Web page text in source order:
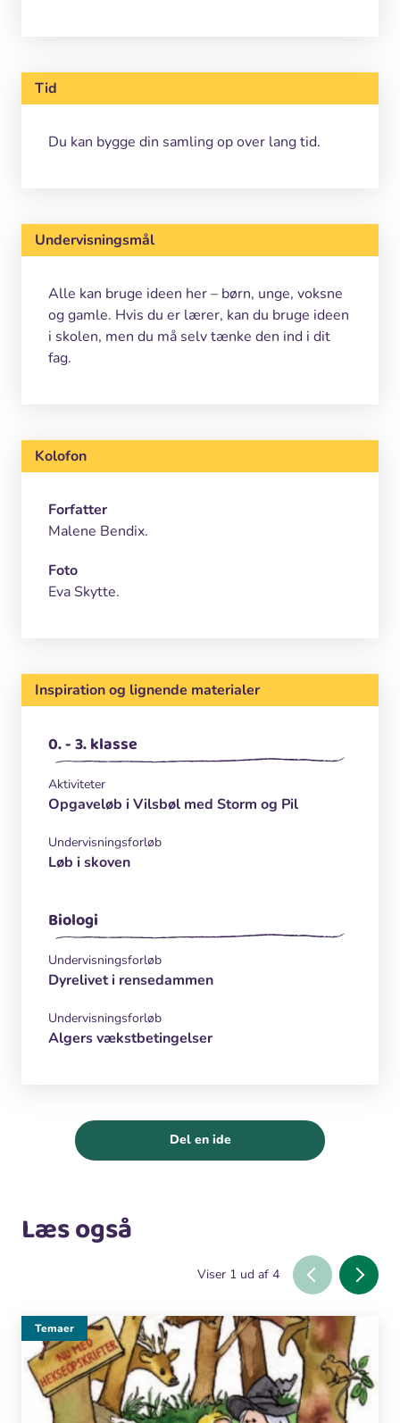
Tid
Du kan bygge din samling op over lang tid.
Undervisningsmål
Alle kan bruge ideen her – børn, unge, voksne
og gamle. Hvis du er lærer, kan du bruge ideen
i skolen, men du må selv tænke den ind i dit
fag.
Kolofon
Forfatter
Malene Bendix.
Foto
Eva Skytte.
Inspiration og lignende materialer
0. - 3. klasse
Aktiviteter
Opgaveløb i Vilsbøl med Storm og Pil
Undervisningsforløb
Løb i skoven
Biologi
Undervisningsforløb
Dyrelivet i rensedammen
Undervisningsforløb
Algers vækstbetingelser
Del en ide
Læs også
Viser 1 ud af 4
Temaer